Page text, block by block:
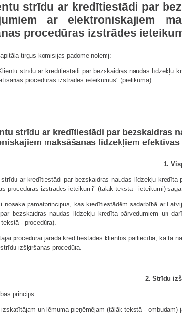
strīdu ar kredītiestādi par
ar elektroniskajiem
procedūras izstrādes
tirgus komisijas padome nolemj:
strīdu ar kredītiestādi par bezskaidras naudas līdzekļu
procedūras izstrādes ieteikumus" (pielikumā).
strīdu ar kredītiestādi par bezskaidras
maksāšanas līdzekļiem
1.
ar kredītiestādi par bezskaidras naudas līdzekļu
procedūras izstrādes ieteikumi" (tālāk tekstā - ieteikumi)
nosaka pamatprincipus, kas kredītiestādēm sadarbībā ar
bezskaidras naudas līdzekļu kredīta pārvedumiem un
- procedūra).
procedūrai jārada kredītiestādes klientos pārliecība, ka tā
izšķiršanas procedūra.
2. Strīdu
princips
un lēmuma pieņēmējam (tālāk tekstā -